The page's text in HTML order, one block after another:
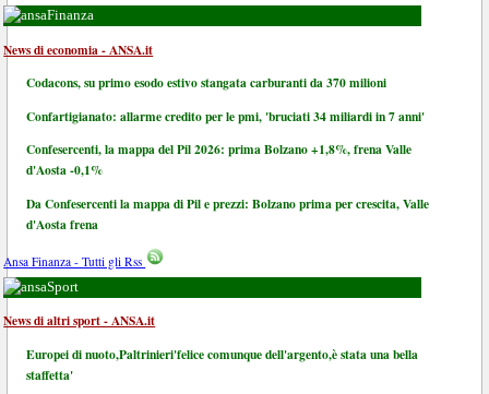
Finanza
News di economia - ANSA.it
Codacons, su primo esodo estivo stangata carburanti da 370 milioni
Confartigianato: allarme credito per le pmi, 'bruciati 34 miliardi in 7 anni'
Confesercenti, la mappa del Pil 2026: prima Bolzano +1,8%, frena Valle
d'Aosta -0,1%
Da Confesercenti la mappa di Pil e prezzi: Bolzano prima per crescita, Valle
d'Aosta frena
Ansa Finanza - Tutti gli Rss
Sport
News di altri sport - ANSA.it
Europei di nuoto,Paltrinieri'felice comunque dell'argento,è stata una bella
staffetta'